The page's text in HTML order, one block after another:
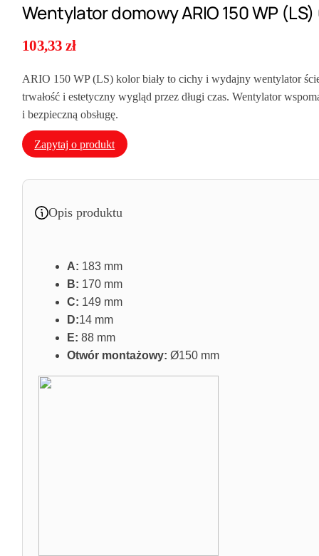
Wentylator domowy ARIO 150 WP
103,33zł
ARIO 150 WP (LS) kolor biały to cichy i wydajny wentylator
trwałość i estetyczny wygląd przez długi czas. Wentylator
i bezpieczną obsługę.
Zapytaj o produkt
Opis produktu
A: 183 mm
B: 170 mm
C: 149 mm
D:14 mm
E: 88 mm
Otwór montażowy: Ø150 mm